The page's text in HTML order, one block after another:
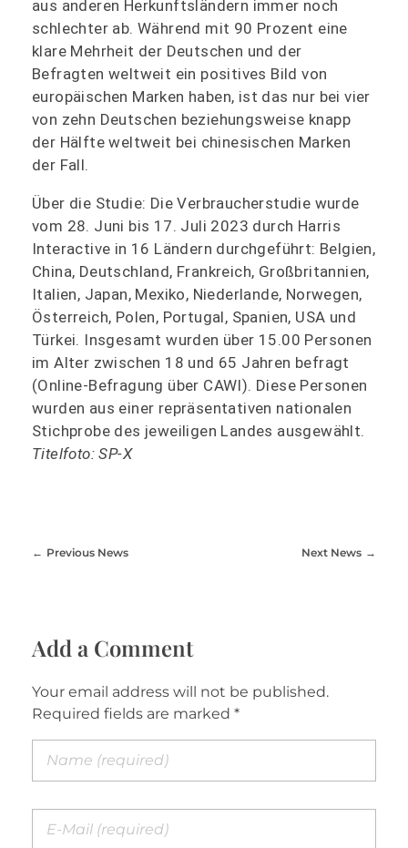
aus anderen Herkunftsländern immer noch
schlechter ab. Während mit 90 Prozent eine
klare Mehrheit der Deutschen und der
Befragten weltweit ein positives Bild von
europäischen Marken haben, ist das nur bei vier
von zehn Deutschen beziehungsweise knapp
der Hälfte weltweit bei chinesischen Marken
der Fall.
Über die Studie: Die Verbraucherstudie wurde
vom 28. Juni bis 17. Juli 2023 durch Harris
Interactive in 16 Ländern durchgeführt: Belgien,
China, Deutschland, Frankreich, Großbritannien,
Italien, Japan, Mexiko, Niederlande, Norwegen,
Österreich, Polen, Portugal, Spanien, USA und
Türkei. Insgesamt wurden über 15.00 Personen
im Alter zwischen 18 und 65 Jahren befragt
(Online-Befragung über CAWI). Diese Personen
wurden aus einer repräsentativen nationalen
Stichprobe des jeweiligen Landes ausgewählt.
Titelfoto: SP-X
Previous News Next News
Add a Comment
Your email address will not be published.
Required fields are marked *